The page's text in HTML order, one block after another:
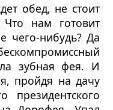
обед, не стоит
нам готовит
чего-нибудь? Да
зубная фея. И
пройдя на дачу
президентского